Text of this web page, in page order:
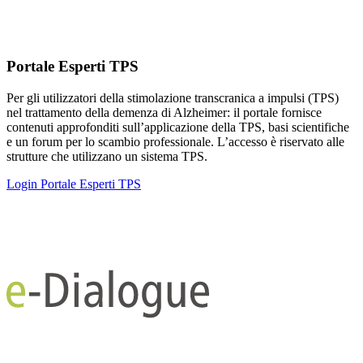
Portale Esperti TPS
Per gli utilizzatori della stimolazione transcranica a impulsi (TPS)
nel trattamento della demenza di Alzheimer: il portale fornisce
contenuti approfonditi sull’applicazione della TPS, basi scientifiche
e un forum per lo scambio professionale. L’accesso è riservato alle
strutture che utilizzano un sistema TPS.
Login Portale Esperti TPS